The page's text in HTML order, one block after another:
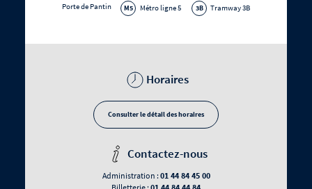
Porte de Pantin M5 Métro ligne 5 3B Tramway 3B
Horaires
Consulter le détail des horaires
Contactez-nous
Administration : 01 44 84 45 00